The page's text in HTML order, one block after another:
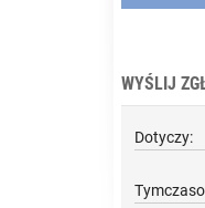
WYŚLIJ
Dotyczy: